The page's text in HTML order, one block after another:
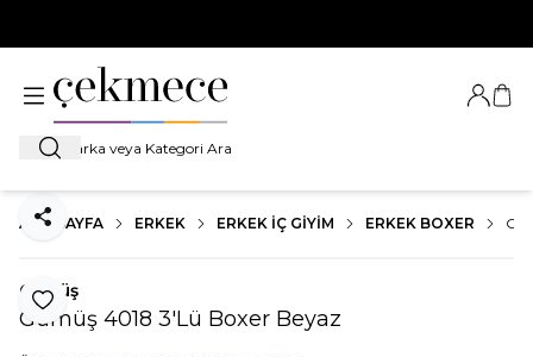
Ara
Giriş
ANA SAYFA ERKEK ERKEK İÇ GIYIM ERKEK BOXER
Favoriye Ekle
Paylaş
Gümüş
Gümüş 4018 3'Lü Boxer Beyaz